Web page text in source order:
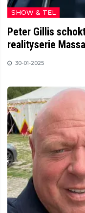
SHOW & TEL
Peter Gillis
realityserie
30-01-2025